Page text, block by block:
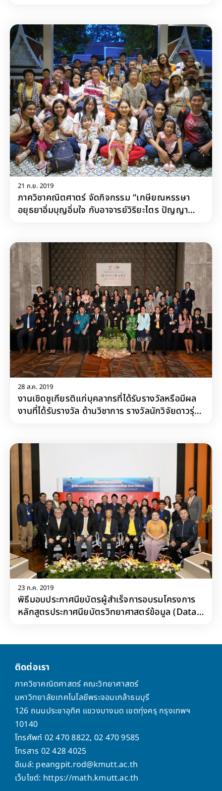
21 ก.ย. 2019
ภาควิชาคณิตศาตร์ จัดกิจกรรม “เกษียณหรรษา
อยุธยาอิ่มบุญอิ่มใจ กับอาจารย์วิริยะไตร ปัญญา
28 ส.ค. 2019
งานเชิดชูเกียรติแก่บุคลากรที่ได้รับรางวัลหรือมีผล
งานที่ได้รับรางวัล ด้านวิชาการ รางวัลนักวิจัยดาวรุ่ง
23 ก.ค. 2019
พิธีมอบประกาศนียบัตรผู้สำเร็จการอบรมโครงการ
หลักสูตรประกาศนียบัตรวิทยาศาสตร์ข้อมูล (Data
ติดต่อเรา
ภาควิชาคณิตศาสตร์ คณะวิทยาศาสตร์
มหาวิทยาลัยเทคโนโลยีพระจอมเกล้าธนบุรี
126 ถนนประชาอุทิศ แขวงบางมด เขตทุ่งครุ กรุงเทพฯ
10140
โทรศัพท์ 02 470 8822, 02 470 9585
โทรสาร 02 428 4025
อีเมล์: peangpit.rod@kmutt.ac.th
เว็บไซต์: https://math.kmutt.ac.th